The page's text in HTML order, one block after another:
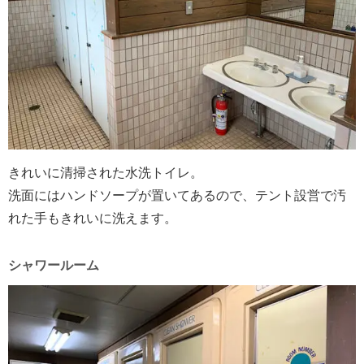
きれいに清掃された水洗トイレ。
洗面にはハンドソープが置いてあるので、テント設営で汚
れた手もきれいに洗えます。
シャワールーム